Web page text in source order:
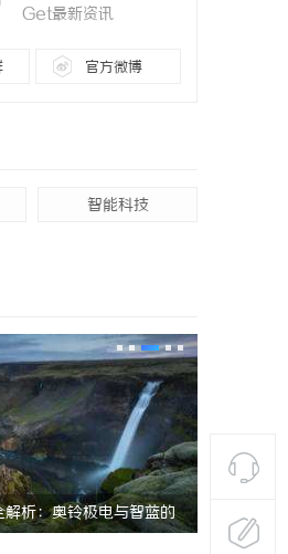
Get最新资讯
官方微博
智能科技
析：奥铃极电与智蓝的 贝净 AC